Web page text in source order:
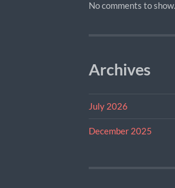
No comments to show.
Archives
July 2026
December 2025